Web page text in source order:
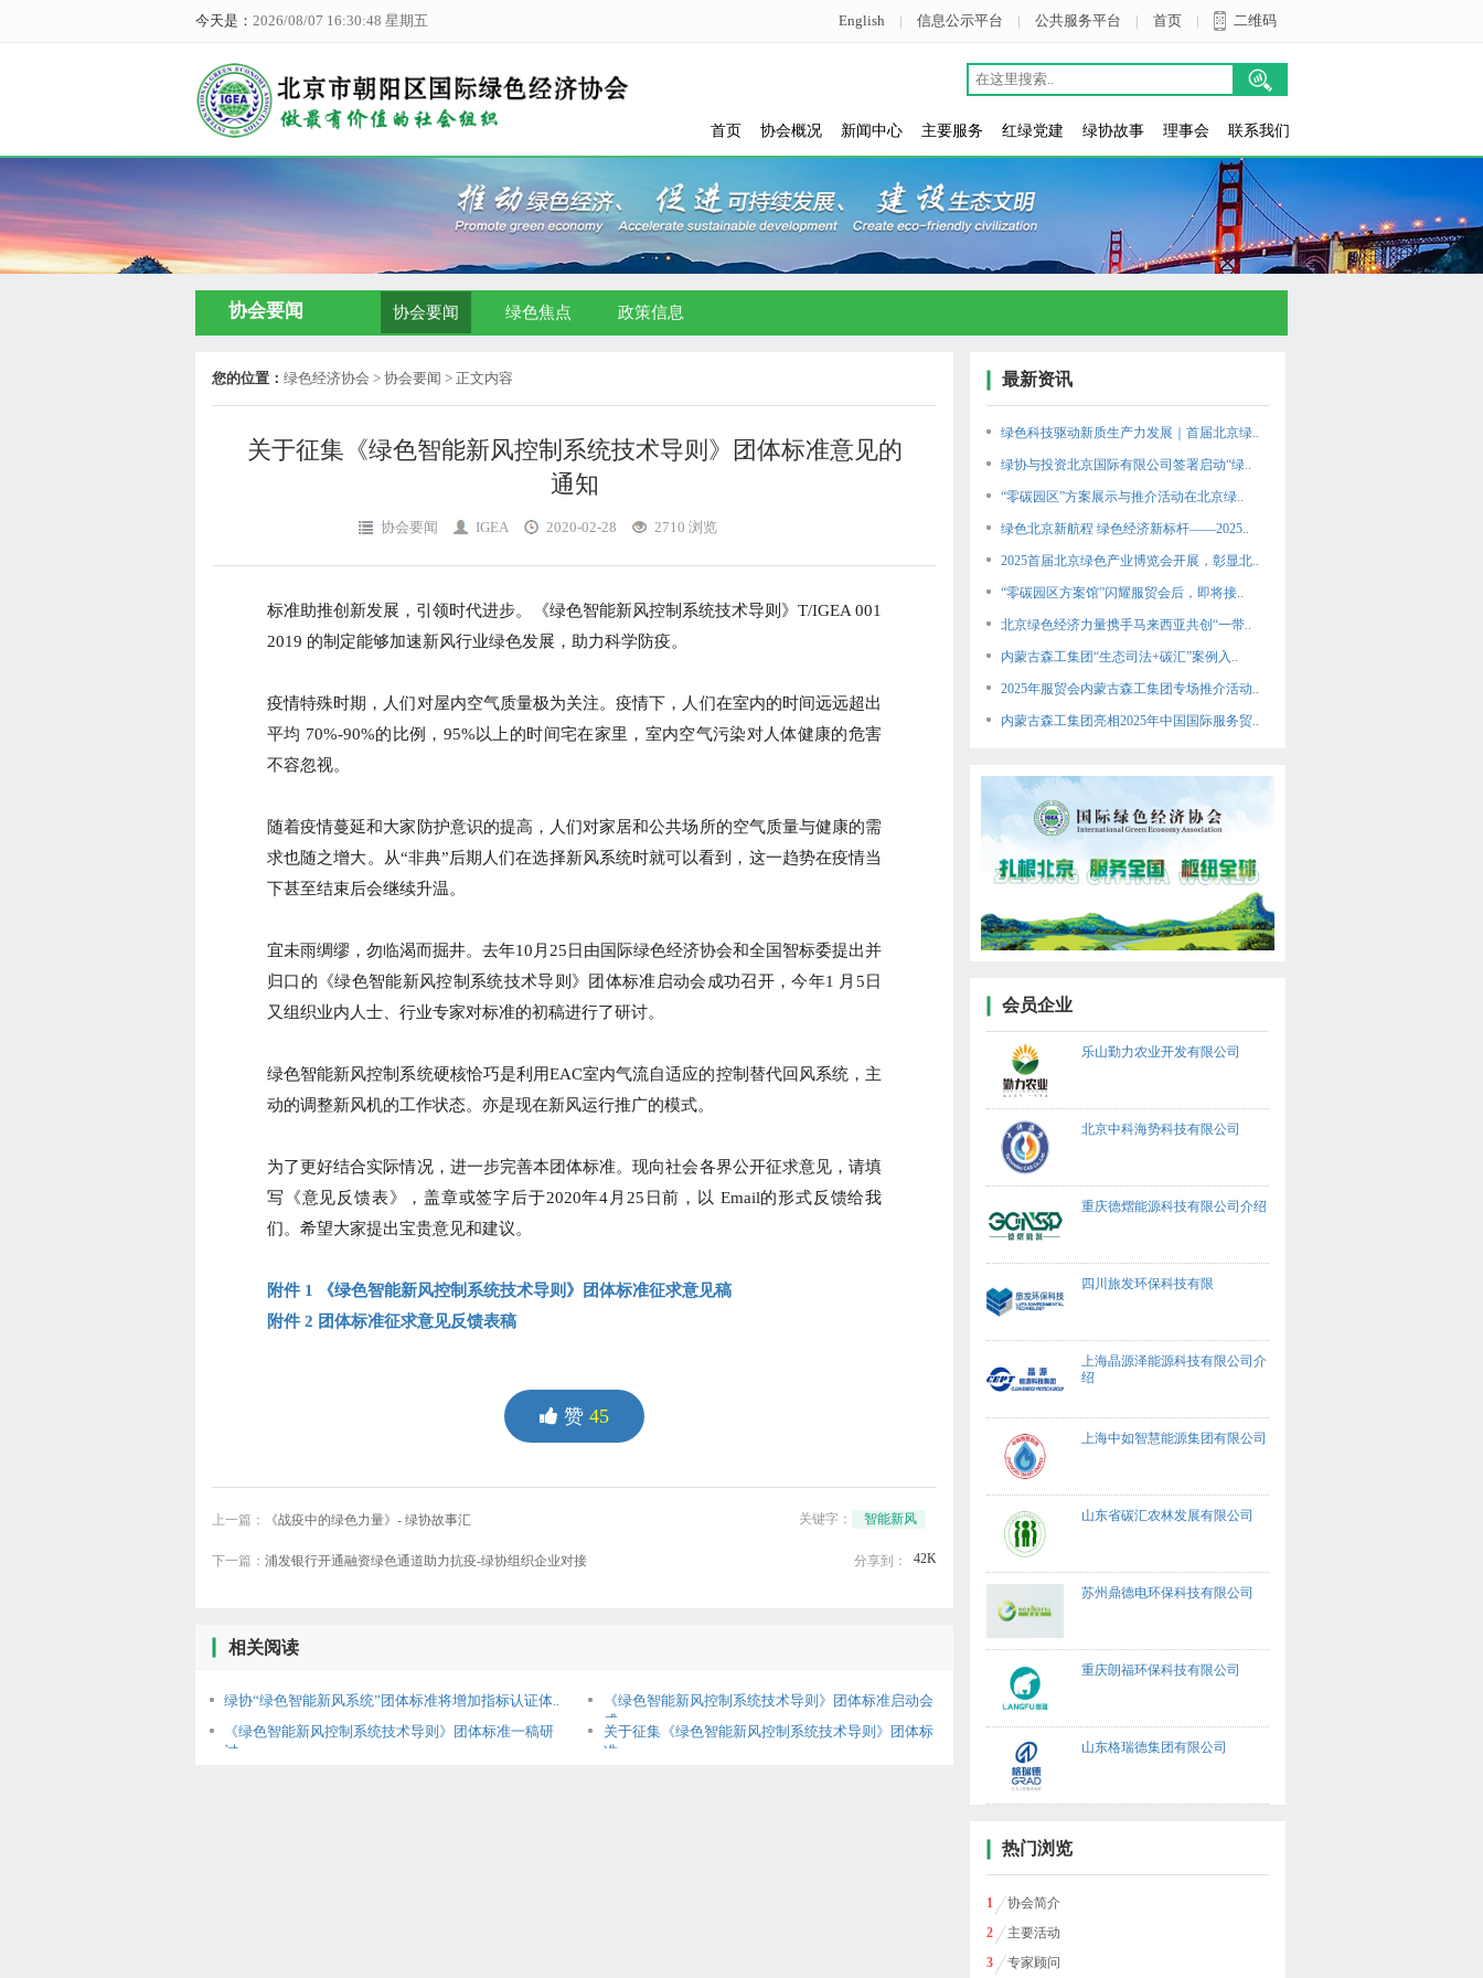
今天是： 2026/08/07 16:30:48 星期五 English | 信息公示平台 | 公共服务平台 | 首页 | 二维码
首页 协会概况 新闻中心 主要服务 红绿党建 绿协故事 理事会 联系我们
协会要闻 协会要闻 绿色焦点 政策信息
您的位置： 绿色经济协会 > 协会要闻 > 正文内容
关于征集《绿色智能新风控制系统技术导则》团体标准意见的
通知
协会要闻 IGEA 2020-02-28 2710 浏览
标准助推创新发展，引领时代进步。《绿色智能新风控制系统技术导则》T/IGEA 001
2019 的制定能够加速新风行业绿色发展，助力科学防疫。
疫情特殊时期，人们对屋内空气质量极为关注。疫情下，人们在室内的时间远远超出
平均 70%-90%的比例，95%以上的时间宅在家里，室内空气污染对人体健康的危害
不容忽视。
随着疫情蔓延和大家防护意识的提高，人们对家居和公共场所的空气质量与健康的需
求也随之增大。从“非典”后期人们在选择新风系统时就可以看到，这一趋势在疫情当
下甚至结束后会继续升温。
宜未雨绸缪，勿临渴而掘井。去年10月25日由国际绿色经济协会和全国智标委提出并
归口的《绿色智能新风控制系统技术导则》团体标准启动会成功召开，今年1 月5日
又组织业内人士、行业专家对标准的初稿进行了研讨。
绿色智能新风控制系统硬核恰巧是利用EAC室内气流自适应的控制替代回风系统，主
动的调整新风机的工作状态。亦是现在新风运行推广的模式。
为了更好结合实际情况，进一步完善本团体标准。现向社会各界公开征求意见，请填
写《意见反馈表》，盖章或签字后于2020年4月25日前，以 Email的形式反馈给我
们。希望大家提出宝贵意见和建议。
附件 1 《绿色智能新风控制系统技术导则》团体标准征求意见稿
附件 2 团体标准征求意见反馈表稿
赞 45
上一篇： 《战疫中的绿色力量》- 绿协故事汇
下一篇： 浦发银行开通融资绿色通道助力抗疫-绿协组织企业对接
关键字： 智能新风
分享到： 42K
相关阅读
绿协“绿色智能新风系统”团体标准将增加指标认证体..
《绿色智能新风控制系统技术导则》团体标准启动会
成..
《绿色智能新风控制系统技术导则》团体标准一稿研
讨..
关于征集《绿色智能新风控制系统技术导则》团体标
准..
最新资讯
绿色科技驱动新质生产力发展｜首届北京绿..
绿协与投资北京国际有限公司签署启动“绿..
“零碳园区”方案展示与推介活动在北京绿..
绿色北京新航程 绿色经济新标杆——2025..
2025首届北京绿色产业博览会开展，彰显北..
“零碳园区方案馆”闪耀服贸会后，即将接..
北京绿色经济力量携手马来西亚共创“一带..
内蒙古森工集团“生态司法+碳汇”案例入..
2025年服贸会内蒙古森工集团专场推介活动..
内蒙古森工集团亮相2025年中国国际服务贸..
会员企业
乐山勤力农业开发有限公司
北京中科海势科技有限公司
重庆德熠能源科技有限公司介绍
四川旅发环保科技有限
上海晶源泽能源科技有限公司介
绍
上海中如智慧能源集团有限公司
山东省碳汇农林发展有限公司
苏州鼎德电环保科技有限公司
重庆朗福环保科技有限公司
山东格瑞德集团有限公司
热门浏览
1
协会简介
2
主要活动
3
专家顾问